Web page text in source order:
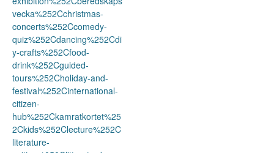
vecka%252Cchristmas-
concerts%252Ccomedy-
quiz%252Cdancing%252Cdi
y-crafts%252Cfood-
drink%252Cguided-
tours%252Choliday-and-
festival%252Cinternational-
citizen-
hub%252Ckamratkortet%25
2Ckids%252Clecture%252C
literature-